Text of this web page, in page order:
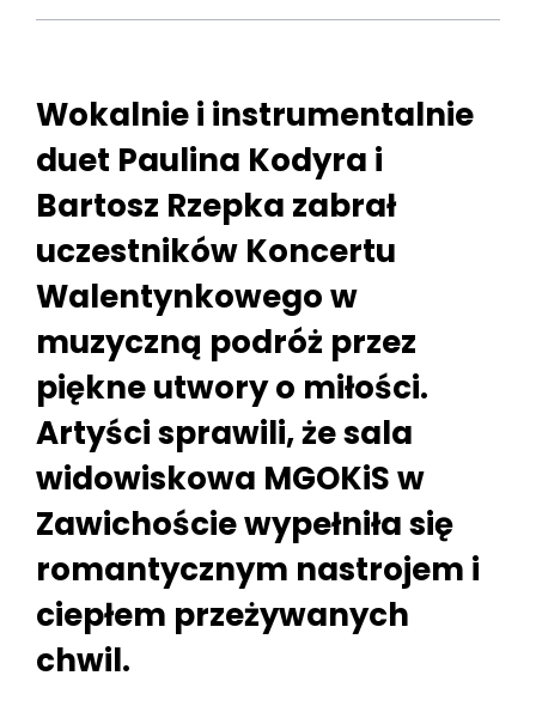
Wokalnie i instrumentalnie
duet Paulina Kodyra i
Bartosz Rzepka zabrał
uczestników Koncertu
Walentynkowego w
muzyczną podróż przez
piękne utwory o miłości.
Artyści sprawili, że sala
widowiskowa MGOKiS w
Zawichoście wypełniła się
romantycznym nastrojem i
ciepłem przeżywanych
chwil.